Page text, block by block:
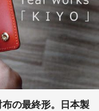
の最終形。日本製